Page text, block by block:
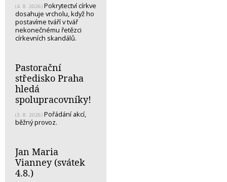
(4. 8. 2026) Pokrytectví církve
dosahuje vrcholu, když ho
postavíme tváří v tvář
nekonečnému řetězci
církevních skandálů.
Pastorační
středisko Praha
hledá
spolupracovníky!
(3. 8. 2026) Pořádání akcí,
běžný provoz.
Jan Maria
Vianney (svátek
4.8.)